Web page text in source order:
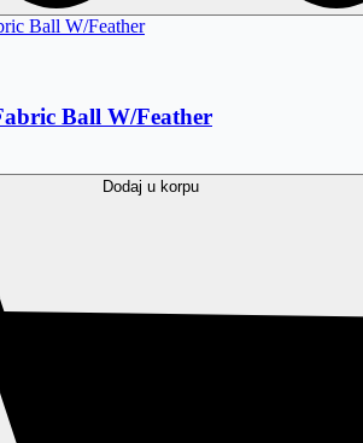
Ball W/Feather
Dodaj u korpu